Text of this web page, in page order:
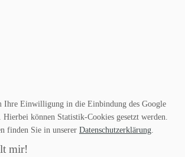
Ihre Einwilligung in die Einbindung des Google
Hierbei können Statistik-Cookies gesetzt werden.
finden Sie in unserer Datenschutzerklärung.
mir!